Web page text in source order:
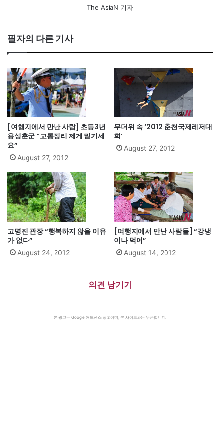
The AsiaN 기자
필자의 다른 기사
[여행지에서 만난 사람] 초등3년
용성훈군 “교통정리 제게 맡기세
요”
August 27, 2012
무더위 속 ‘2012 춘천국제레저대
회’
August 27, 2012
고명진 관장 “행복하지 않을 이유
가 없다”
August 24, 2012
[여행지에서 만난 사람들] “강냉
이나 먹어”
August 14, 2012
의견 남기기
본 광고는 Google 애드센스 광고이며, 본 사이트와는 무관합니다.